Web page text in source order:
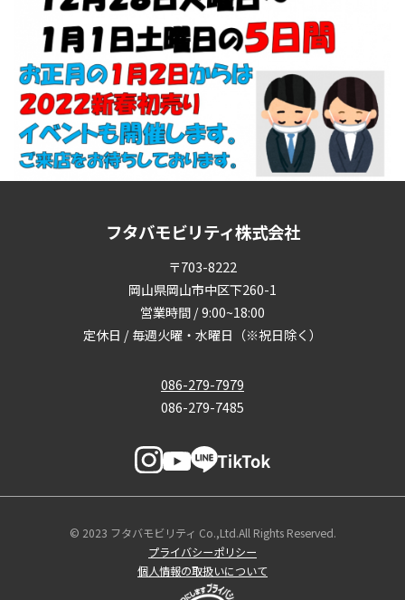
フタバモビリティ株式会社
〒703-8222
岡山県岡山市中区下260-1
営業時間 / 9:00~18:00
定休日 / 毎週火曜・水曜日（※祝日除く）
086-279-7979
086-279-7485
© 2023 フタバモビリティ Co.,Ltd.All Rights Reserved.
プライバシーポリシー
個人情報の取扱いについて